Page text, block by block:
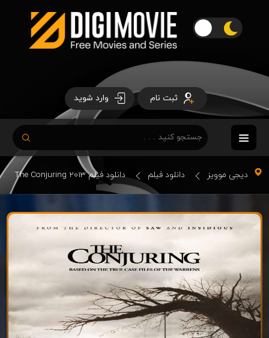
ثبت نام وارد شوید
دیجی موویز دانلود فیلم دانلود فیلم The Conjuring 2013